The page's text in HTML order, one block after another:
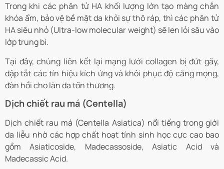
Trong khi các phân tử HA khối lượng lớn tạo màng chắn
khóa ẩm, bảo vệ bề mặt da khỏi sự thô ráp, thì các phân tử
HA siêu nhỏ (Ultra-low molecular weight) sẽ len lỏi sâu vào
lớp trung bì.
Tại đây, chúng liên kết lại mạng lưới collagen bị đứt gãy,
dập tắt các tín hiệu kích ứng và khôi phục độ căng mọng,
đàn hồi cho làn da tổn thương.
Dịch chiết rau má (Centella)
Dịch chiết rau má (Centella Asiatica) nổi tiếng trong giới
da liễu nhờ các hợp chất hoạt tính sinh học cực cao bao
gồm Asiaticoside, Madecassoside, Asiatic Acid và
Madecassic Acid.